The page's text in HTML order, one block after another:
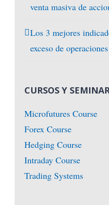
venta masiva de
Los 3 mejores
exceso de operaciones
CURSOS Y
Microfutures Course
Forex Course
Hedging Course
Intraday Course
Trading Systems